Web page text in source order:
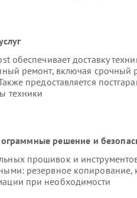
обеспечивает доставку
ремонт, включая срочный
предоставляется
техники
решение и
прошивок и
резервное копирование,
при необходимости